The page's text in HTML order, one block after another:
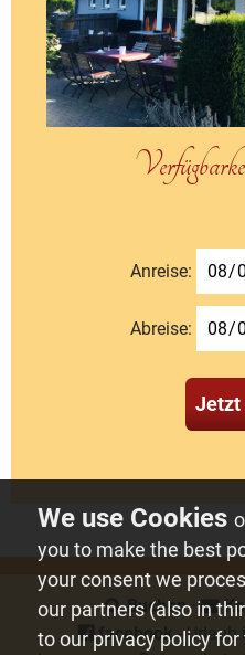
Anreise:
Abreise:
Jetzt
Buchen ⋅
facebook- Urlaub
you to make the best
your consent we
our partners (also in
to our privacy policy